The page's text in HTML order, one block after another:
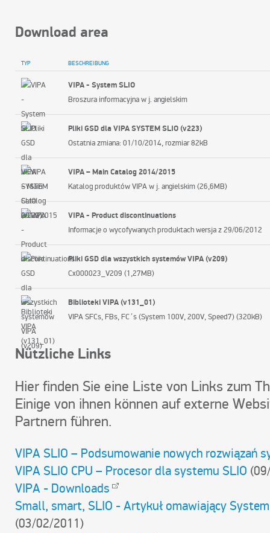
Download area
TYP BESCHREIBUNG
VIPA - System SLIO
Broszura informacyjna w j. angielskim
Pliki GSD dla VIPA SYSTEM SLIO (v223)
Ostatnia zmiana: 01/10/2014, rozmiar 82kB
VIPA – Main Catalog 2014/2015
Katalog produktów VIPA w j. angielskim (26,6MB)
VIPA - Product discontinuations
Informacje o wycofywanych produktach wersja z 29/06/2012
Pliki GSD dla wszystkich systemów VIPA (v209)
Cx000023_V209 (1,27MB)
Biblioteki VIPA (v131_01)
VIPA SFCs, FBs, FC´s (System 100V, 200V, Speed7) (320kB)
Nützliche Links
Hier finden Sie eine Liste von Links zum
Einige von ihnen können auf externe
Partnern führen.
VIPA SLIO – Podsumowanie nowych rozwiązań
VIPA SLIO CPU – Procesor dla systemu SLIO
VIPA - Downloads
Small, smart, SLIO - Artykuł omawiający
(03/02/2011)